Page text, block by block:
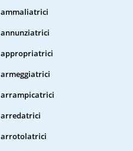
ammaliatrici
annunziatrici
appropriatrici
armeggiatrici
arrampicatrici
arredatrici
arrotolatrici